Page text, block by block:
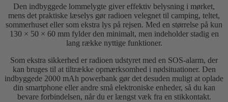
Den indbyggede lommelygte giver effektiv belysning i mørket,
mens det praktiske læselys gør radioen velegnet til camping, teltet,
sommerhuset eller som ekstra lys på rejsen. Med en størrelse på kun
130 × 50 × 60 mm fylder den minimalt, men indeholder stadig en
lang række nyttige funktioner.
Som ekstra sikkerhed er radioen udstyret med en SOS-alarm, der
kan bruges til at tiltrække opmærksomhed i nødsituationer. Den
indbyggede 2000 mAh powerbank gør det desuden muligt at oplade
din smartphone eller andre små elektroniske enheder, så du kan
bevare forbindelsen, når du er længst væk fra en stikkontakt.